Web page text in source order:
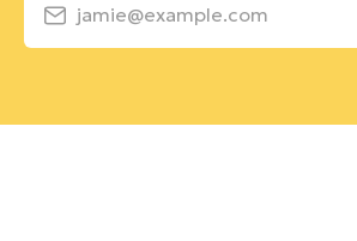
jamie@example.com